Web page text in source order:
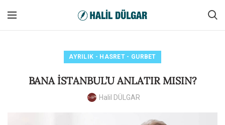
AYRILIK - HASRET - GURBET
BANA İSTANBUL’U ANLATIR MISIN?
Halil DÜLGAR